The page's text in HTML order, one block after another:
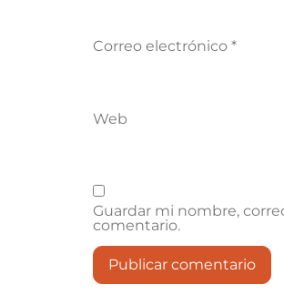
Correo electrónico *
Web
Guardar mi nombre,
comentario.